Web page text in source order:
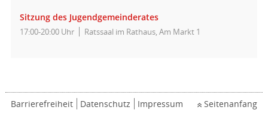
Sitzung des Jugendgemeinderates
17:00-20:00 Uhr Ratssaal im Rathaus, Am Markt 1
Barrierefreiheit Datenschutz Impressum Seitenanfang